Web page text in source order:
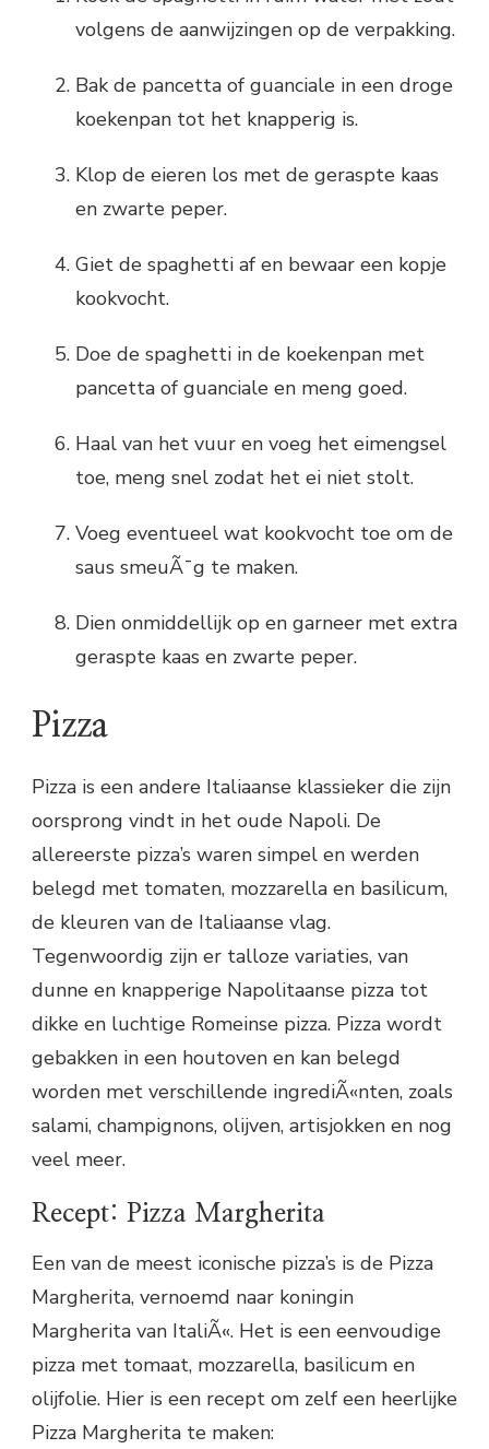
volgens de aanwijzingen op de verpakking.
Bak de pancetta of guanciale in een droge
koekenpan tot het knapperig is.
Klop de eieren los met de geraspte kaas
en zwarte peper.
Giet de spaghetti af en bewaar een kopje
kookvocht.
Doe de spaghetti in de koekenpan met
pancetta of guanciale en meng goed.
Haal van het vuur en voeg het eimengsel
toe, meng snel zodat het ei niet stolt.
Voeg eventueel wat kookvocht toe om de
saus smeuÃ¯g te maken.
Dien onmiddellijk op en garneer met extra
geraspte kaas en zwarte peper.
Pizza
Pizza is een andere Italiaanse klassieker die zijn
oorsprong vindt in het oude Napoli. De
allereerste pizza’s waren simpel en werden
belegd met tomaten, mozzarella en basilicum,
de kleuren van de Italiaanse vlag.
Tegenwoordig zijn er talloze variaties, van
dunne en knapperige Napolitaanse pizza tot
dikke en luchtige Romeinse pizza. Pizza wordt
gebakken in een houtoven en kan belegd
worden met verschillende ingrediÃ«nten, zoals
salami, champignons, olijven, artisjokken en nog
veel meer.
Recept: Pizza Margherita
Een van de meest iconische pizza’s is de Pizza
Margherita, vernoemd naar koningin
Margherita van ItaliÃ«. Het is een eenvoudige
pizza met tomaat, mozzarella, basilicum en
olijfolie. Hier is een recept om zelf een heerlijke
Pizza Margherita te maken: